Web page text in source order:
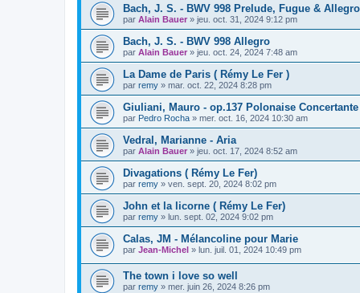
Bach, J. S. - BWV 998 Prelude, Fugue & Allegro
par Alain Bauer » jeu. oct. 31, 2024 9:12 pm
Bach, J. S. - BWV 998 Allegro
par Alain Bauer » jeu. oct. 24, 2024 7:48 am
La Dame de Paris ( Rémy Le Fer )
par remy » mar. oct. 22, 2024 8:28 pm
Giuliani, Mauro - op.137 Polonaise Concertante
par Pedro Rocha » mer. oct. 16, 2024 10:30 am
Vedral, Marianne - Aria
par Alain Bauer » jeu. oct. 17, 2024 8:52 am
Divagations ( Rémy Le Fer)
par remy » ven. sept. 20, 2024 8:02 pm
John et la licorne ( Rémy Le Fer)
par remy » lun. sept. 02, 2024 9:02 pm
Calas, JM - Mélancoline pour Marie
par Jean-Michel » lun. juil. 01, 2024 10:49 pm
The town i love so well
par remy » mer. juin 26, 2024 8:26 pm